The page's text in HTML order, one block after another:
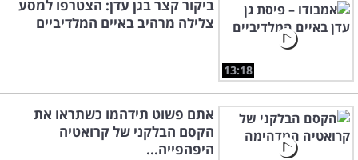
13:18
ביקור קצר בגן עדן: הצטרפו למסע
צלילה מרהיב באיים המלדיביים
אתם פשוט תידהמו כשתראו את
הקסם הבלקני של קרואטיה
היפהפייה...